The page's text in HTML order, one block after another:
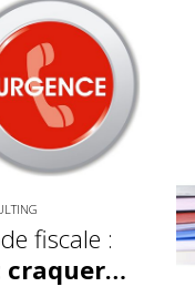
fiscale :
craquer…